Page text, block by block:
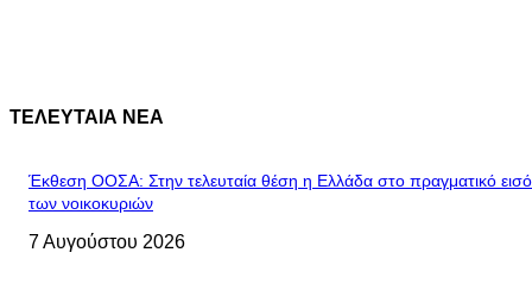
ΤΕΛΕΥΤΑΙΑ ΝΕΑ
Έκθεση ΟΟΣΑ: Στην τελευταία θέση η Ελλάδα στο πραγματικό
των νοικοκυριών
7 Αυγούστου 2026